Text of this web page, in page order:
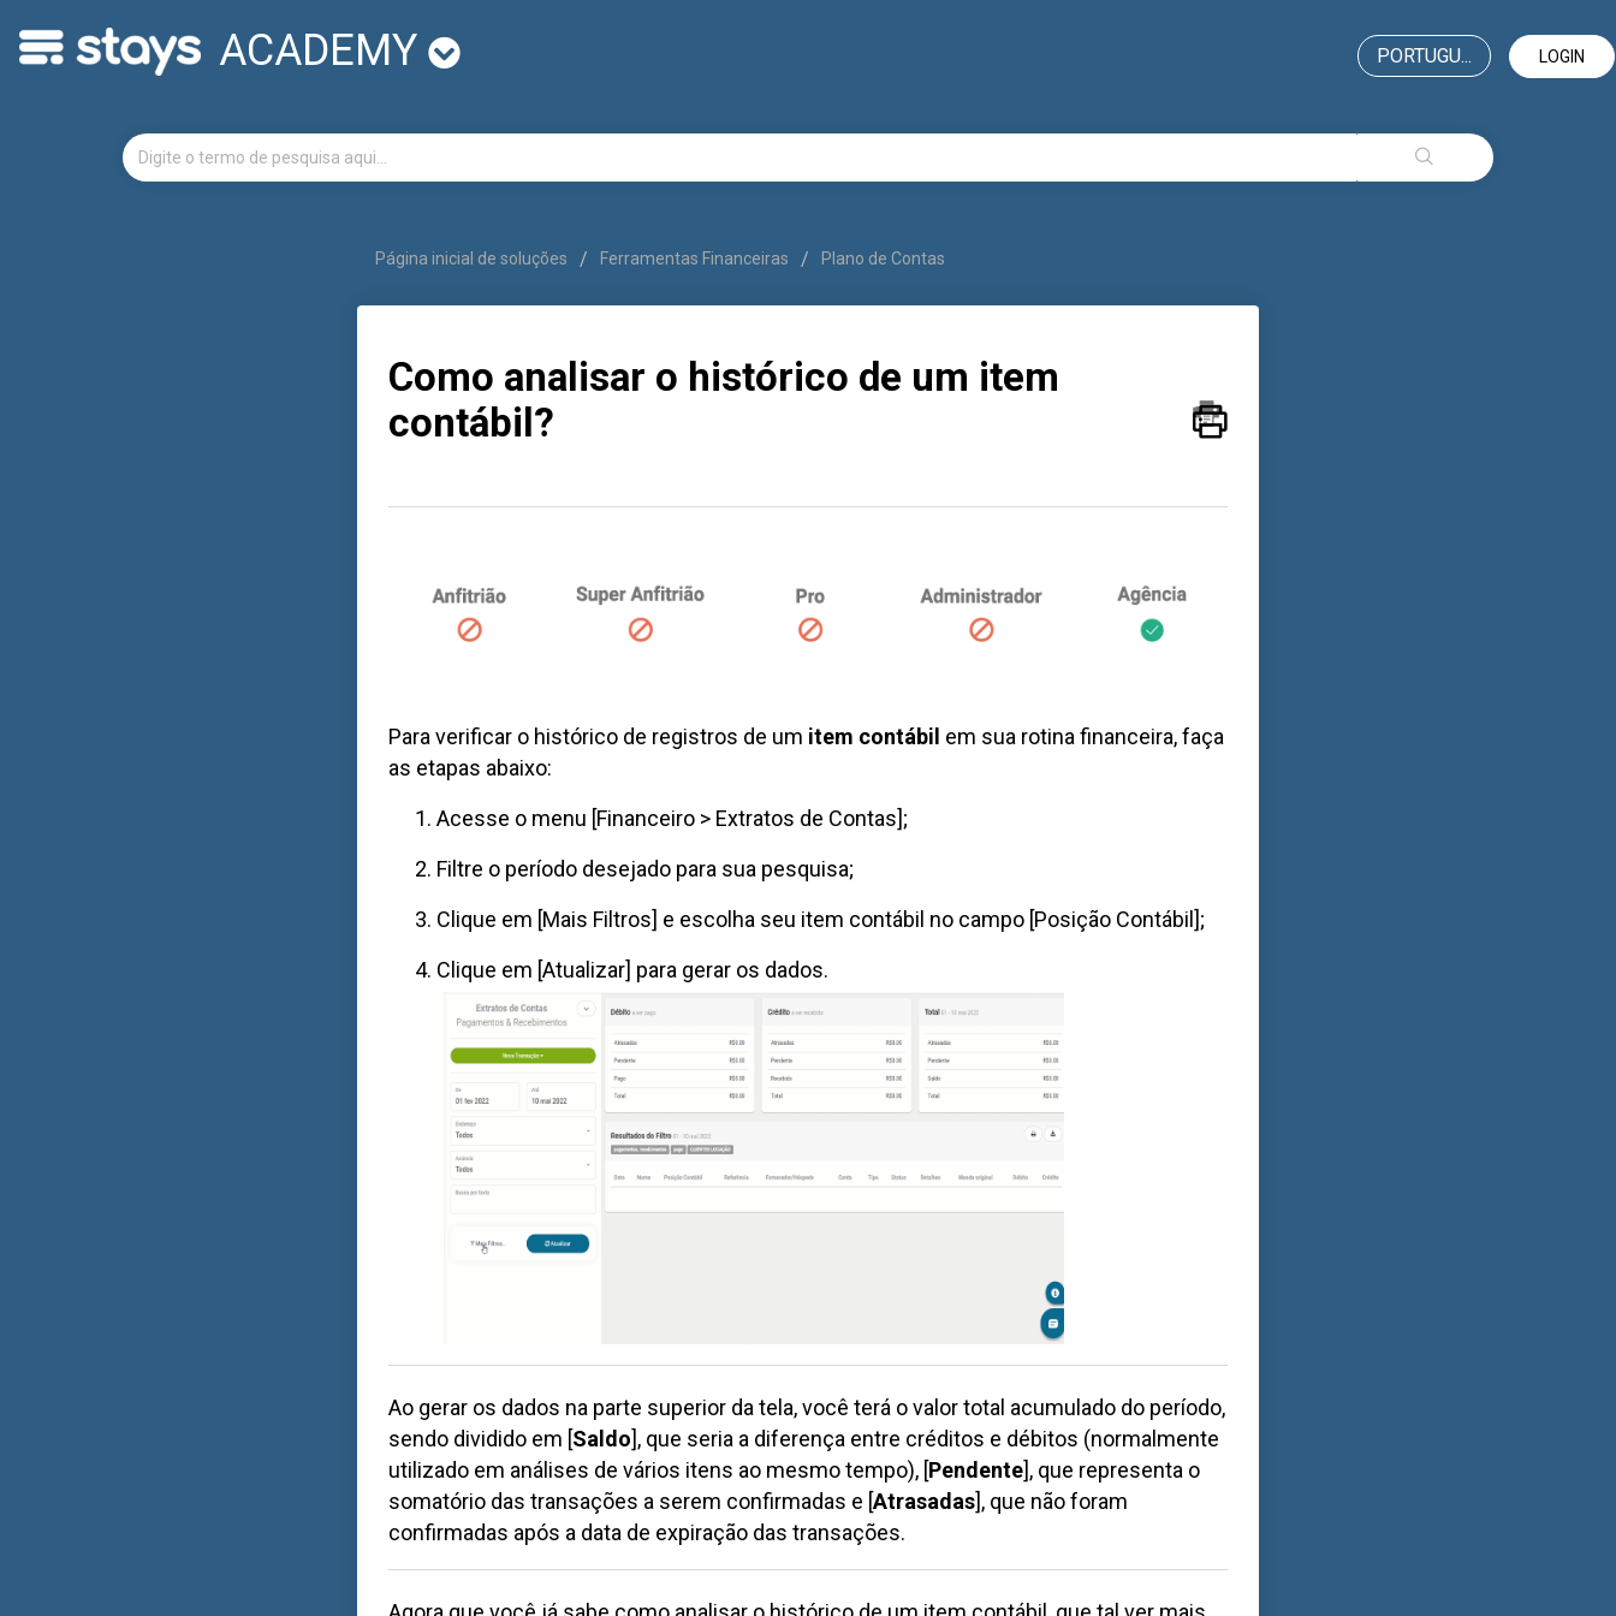
ACADEMY LOGIN
PORTUGU...
Página inicial de soluções Ferramentas Financeiras Plano de Contas
Como analisar o histórico de um item
contábil?
Para verificar o histórico de registros de um item contábil em sua rotina financeira, faça
as etapas abaixo:
Acesse o menu [Financeiro > Extratos de Contas];
Filtre o período desejado para sua pesquisa;
Clique em [Mais Filtros] e escolha seu item contábil no campo [Posição Contábil];
Clique em [Atualizar] para gerar os dados.
Ao gerar os dados na parte superior da tela, você terá o valor total acumulado do período,
sendo dividido em [Saldo], que seria a diferença entre créditos e débitos (normalmente
utilizado em análises de vários itens ao mesmo tempo), [Pendente], que representa o
somatório das transações a serem confirmadas e [Atrasadas], que não foram
confirmadas após a data de expiração das transações.